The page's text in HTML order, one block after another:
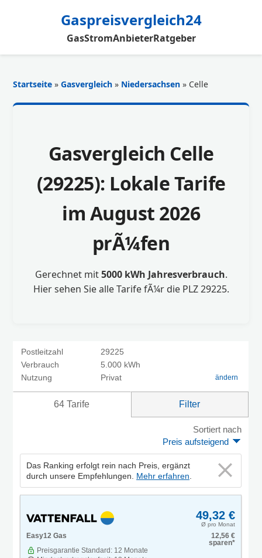
Gaspreisvergleich24
GasStromAnbieterRatgeber
Startseite »Gasvergleich » Niedersachsen » Celle
Gasvergleich Celle
(29225): Lokale Tarife
im August 2026
prÃ¼fen
Gerechnet mit5000 kWh Jahresverbrauch.
Hier sehen Sie alle Tarife fÃ¼r die PLZ 29225.